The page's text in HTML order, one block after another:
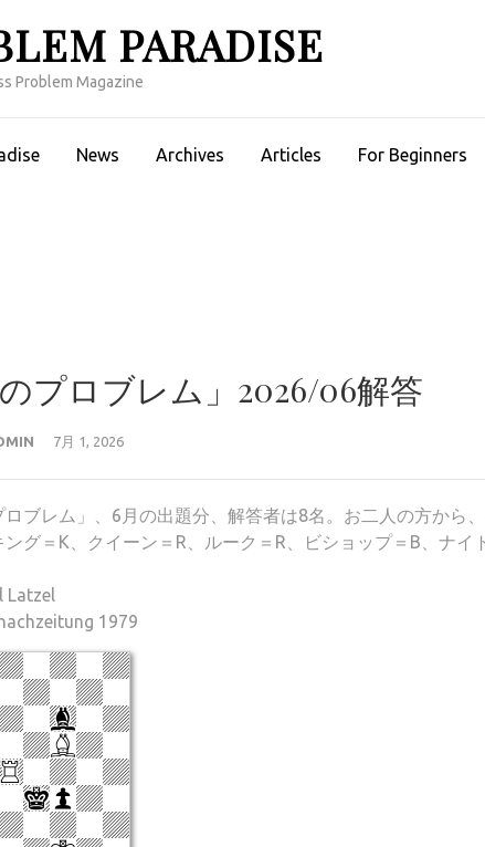
PARADISE
Problem Magazine
News Archives Articles For Beginners
のプロブレム」2026/06解答
7月 1, 2026
ブレム」、6月の出題分、解答者は8名。お二人の方から
グ＝K、クイーン＝R、ルーク＝R、ビショップ＝B、ナイ
Latzel
1979